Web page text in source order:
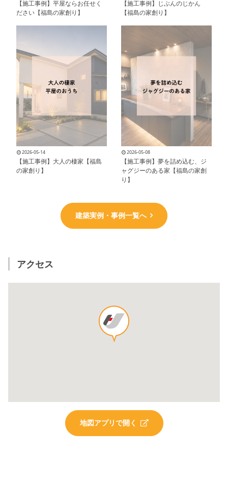
【施工事例】平屋ならお任せく
ださい【福島の家創り】
【施工事例】じぶんのじかん
【福島の家創り】
2026-05-14
【施工事例】大人の棲家【福島
の家創り】
2026-05-08
【施工事例】夢を詰め込む、ジ
ャグジーのある家【福島の家創
り】
建築実例・事例一覧へ
アクセス
地図アプリで開く